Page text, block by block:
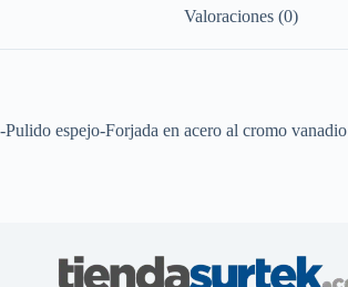
Valoraciones (0)
-Pulido espejo-Forjada en acero al cromo vanadio